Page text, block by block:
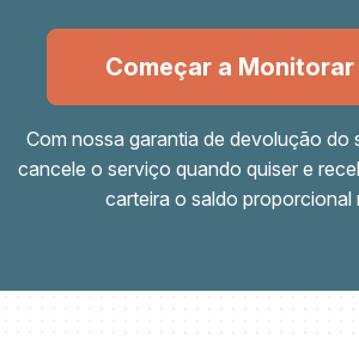
Começar a
Com nossa garantia de devolução do
cancele o serviço quando quiser e
carteira o saldo proporcional